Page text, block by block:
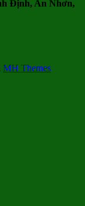
Định, An Nhơn,
MH Themes